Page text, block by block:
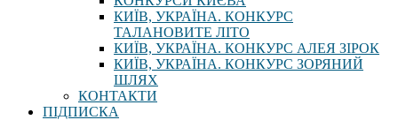
КИЇВ, УКРАЇНА. КОНКУРС
ТАЛАНОВИТЕ ЛІТО
КИЇВ, УКРАЇНА. КОНКУРС АЛЕЯ ЗІРОК
КИЇВ, УКРАЇНА. КОНКУРС ЗОРЯНИЙ
ШЛЯХ
КОНТАКТИ
ПІДПИСКА